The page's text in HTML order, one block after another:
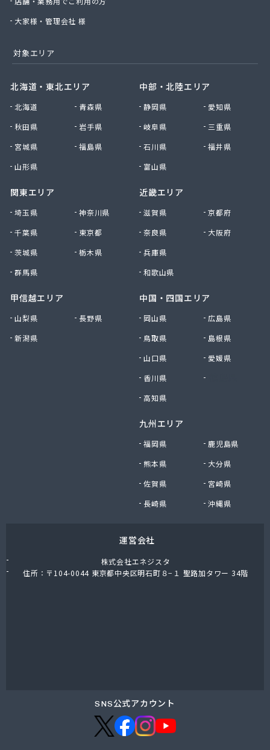
石巻ガス株式会社
赤間米穀店
仙台アイ・リビング株式会社
仙台エネルギーサービス株式会社
仙台ガス株式会社
仙台プロパン株式会社
仙台農業協同組合ガス供給センター
千葉商店
川村商店
ス課
曽波の神屋
大宮燃料店
大上屋商店
中央ガス設備工業株式会社
杜都エンジニア株式会社
渡辺米穀店
東北エア・ウォーター株式会社 仙台営業所
日交商事株式会社 折立オートガススタンド
NXエネルギー東北株式会社 宮城支店
NX商事株式会社 仙台支店
NX商事株式会社仙台支店LPガス部 仙台LPガス事
白ゆり商事株式会社 名取営業本部
白鳥商店
名取岩沼農業協同組合本店
鳴瀬ガス株式会社
大家様・管理会社 様
対象エリア
北海道・東北エリア
北海道
青森県
秋田県
岩手県
宮城県
福島県
山形県
関東エリア
埼玉県
神奈川県
千葉県
東京都
茨城県
栃木県
群馬県
甲信越エリア
山梨県
長野県
新潟県
中部・北陸エリア
静岡県
愛知県
岐阜県
三重県
石川県
福井県
富山県
近畿エリア
滋賀県
京都府
奈良県
大阪府
兵庫県
和歌山県
中国・四国エリア
岡山県
広島県
鳥取県
島根県
山口県
愛媛県
香川県
高知県
九州エリア
福岡県
鹿児島県
熊本県
大分県
佐賀県
宮崎県
長崎県
沖縄県
運営会社
株式会社エネジスタ
住所：〒104-0044 東京都中央区明石町８−１ 聖路加タワー 34階
SNS公式アカウント